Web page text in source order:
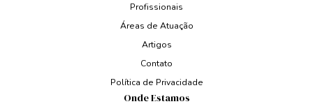
Profissionais
Áreas de Atuação
Artigos
Contato
Política de Privacidade
Onde Estamos